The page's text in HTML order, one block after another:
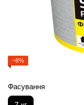
−8%
Фасування